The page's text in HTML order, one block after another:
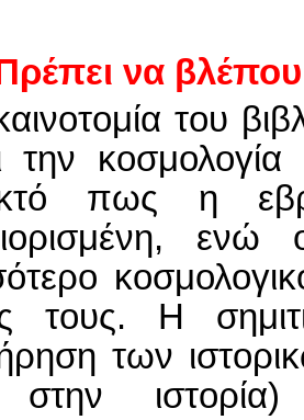
να
του
την
πως η
ενώ
τους. Η
των